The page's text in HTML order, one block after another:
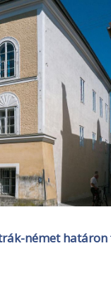
német határon